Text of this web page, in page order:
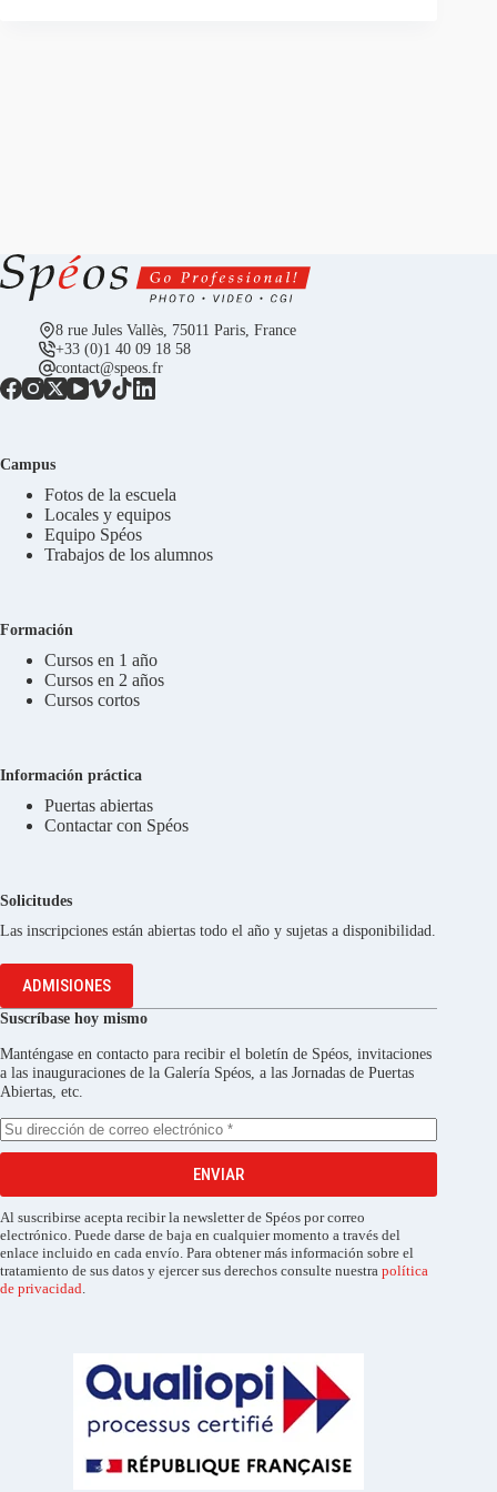
8 rue Jules Vallès, 75011 Paris, France
+33 (0)1 40 09 18 58
contact@speos.fr
Campus
Fotos de la escuela
Locales y equipos
Equipo Spéos
Trabajos de los alumnos
Formación
Cursos en 1 año
Cursos en 2 años
Cursos cortos
Información práctica
Puertas abiertas
Contactar con Spéos
Solicitudes
Las inscripciones están abiertas todo el año y sujetas a disponibilidad.
ADMISIONES
Suscríbase hoy mismo
Manténgase en contacto para recibir el boletín de Spéos, invitaciones
a las inauguraciones de la Galería Spéos, a las Jornadas de Puertas
Abiertas, etc.
ENVIAR
Al suscribirse acepta recibir la newsletter de Spéos por correo
electrónico. Puede darse de baja en cualquier momento a través del
enlace incluido en cada envío. Para obtener más información sobre el
tratamiento de sus datos y ejercer sus derechos consulte nuestra política
de privacidad.